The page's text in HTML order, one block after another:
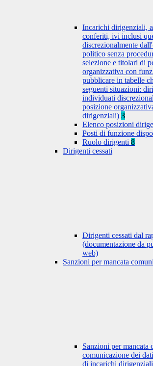
Incarichi dirigenziali,
conferiti, ivi inclusi
discrezionalmente
politico senza
selezione e titolari di
organizzativa con
pubblicare in tabelle
seguenti situazioni:
individuati
posizione
dirigenziali) 3
Elenco posizioni
Posti di funzione
Ruolo dirigenti 8
Dirigenti cessati
Dirigenti cessati dal
(documentazione da
web)
Sanzioni per mancata
Sanzioni per mancata
comunicazione dei
di incarichi dirigenziali